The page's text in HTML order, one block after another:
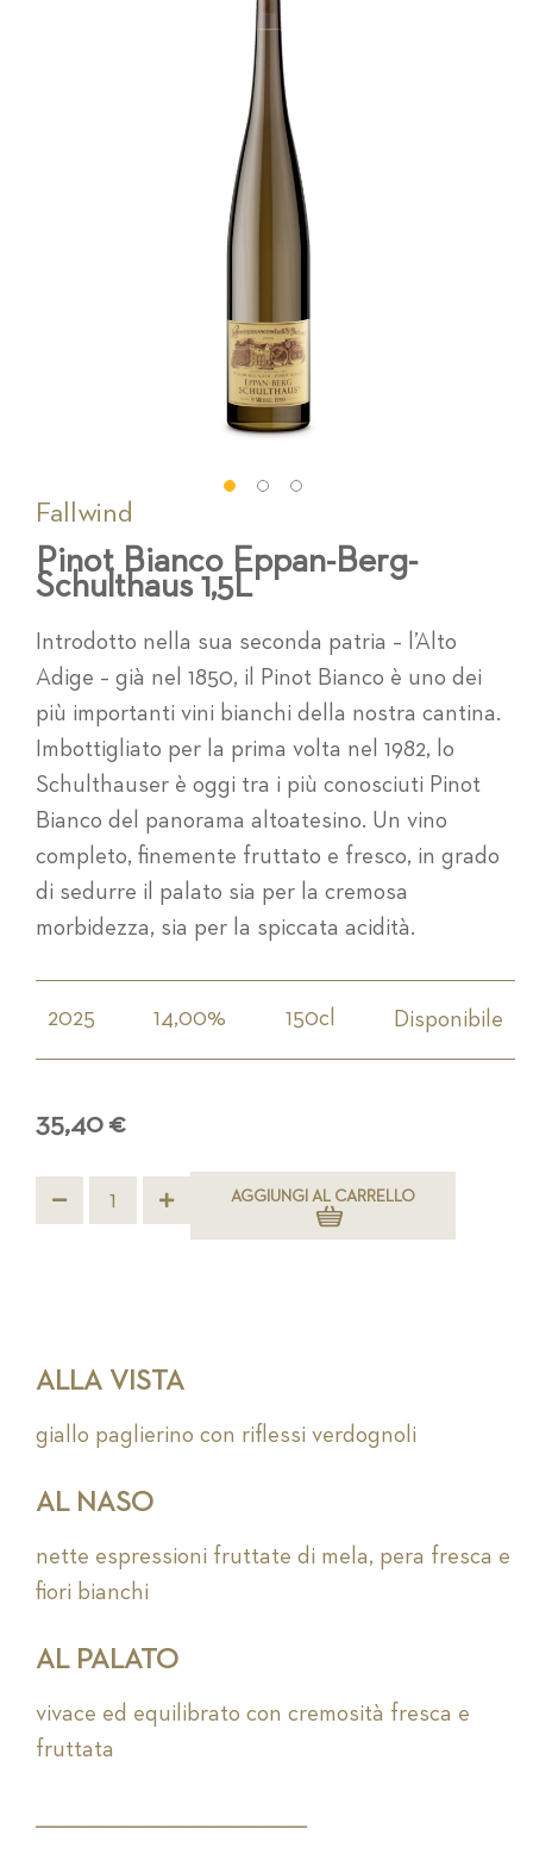
Fallwind
Pinot Bianco Eppan-Berg-
Schulthaus 1,5L
Introdotto nella sua seconda patria – l’Alto
Adige – già nel 1850, il Pinot Bianco è uno dei
più importanti vini bianchi della nostra cantina.
Imbottigliato per la prima volta nel 1982, lo
Schulthauser è oggi tra i più conosciuti Pinot
Bianco del panorama altoatesino. Un vino
completo, finemente fruttato e fresco, in grado
di sedurre il palato sia per la cremosa
morbidezza, sia per la spiccata acidità.
2025 14,00% 150cl Disponibile
35,40 €
AGGIUNGI AL CARRELLO
ALLA VISTA
giallo paglierino con riflessi verdognoli
AL NASO
nette espressioni fruttate di mela, pera fresca e
fiori bianchi
AL PALATO
vivace ed equilibrato con cremosità fresca e
fruttata
della
galleria
immagini